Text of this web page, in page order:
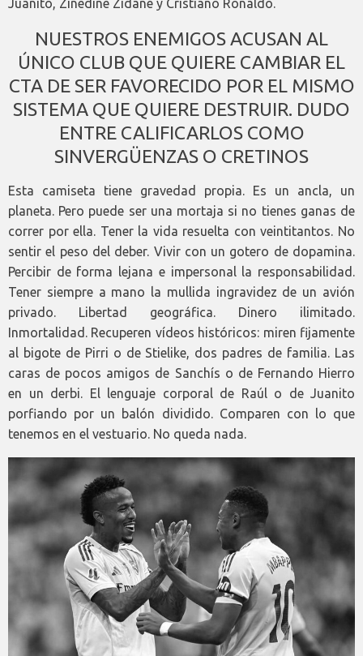
Juanito, Zinedine Zidane y Cristiano Ronaldo.
NUESTROS ENEMIGOS ACUSAN AL
ÚNICO CLUB QUE QUIERE CAMBIAR EL
CTA DE SER FAVORECIDO POR EL MISMO
SISTEMA QUE QUIERE DESTRUIR. DUDO
ENTRE CALIFICARLOS COMO
SINVERGÜENZAS O CRETINOS
Esta camiseta tiene gravedad propia. Es un ancla, un
planeta. Pero puede ser una mortaja si no tienes ganas de
correr por ella. Tener la vida resuelta con veintitantos. No
sentir el peso del deber. Vivir con un gotero de dopamina.
Percibir de forma lejana e impersonal la responsabilidad.
Tener siempre a mano la mullida ingravidez de un avión
privado. Libertad geográfica. Dinero ilimitado.
Inmortalidad. Recuperen vídeos históricos: miren fijamente
al bigote de Pirri o de Stielike, dos padres de familia. Las
caras de pocos amigos de Sanchís o de Fernando Hierro
en un derbi. El lenguaje corporal de Raúl o de Juanito
porfiando por un balón dividido. Comparen con lo que
tenemos en el vestuario. No queda nada.